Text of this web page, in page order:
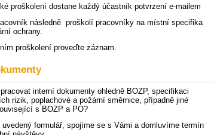
proškolení dostane každý účastník potvrzení e-mailem
následně proškolí pracovníky na místní specifika
ochrany.
proškolení proveďte záznam.
interní dokumenty ohledně BOZP, specifikaci
rizik, poplachové a požární směrnice, případně jiné
s BOZP a PO?
formulář, spojíme se s Vámi a domluvíme termín